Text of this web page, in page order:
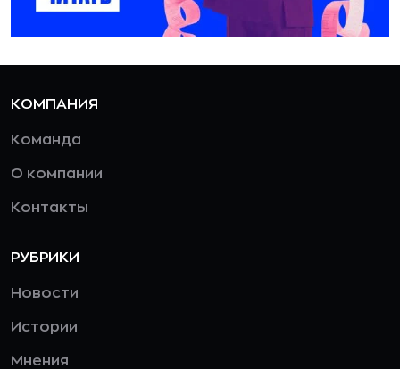
КОМПАНИЯ
Команда
О компании
Контакты
РУБРИКИ
Новости
Истории
Мнения